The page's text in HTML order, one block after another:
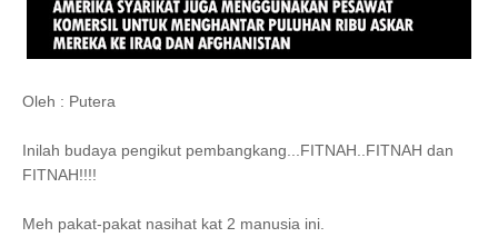
Oleh : Putera
Inilah budaya pengikut pembangkang...FITNAH..FITNAH dan
FITNAH!!!!
Meh pakat-pakat nasihat kat 2 manusia ini.